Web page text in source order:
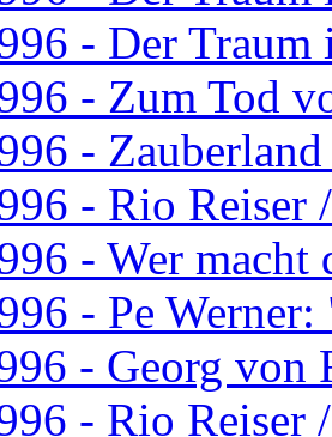
- Der Traum
- Zum Tod
-
- Rio Reiser
- Wer macht
- Pe
- Georg von
- Rio Reiser